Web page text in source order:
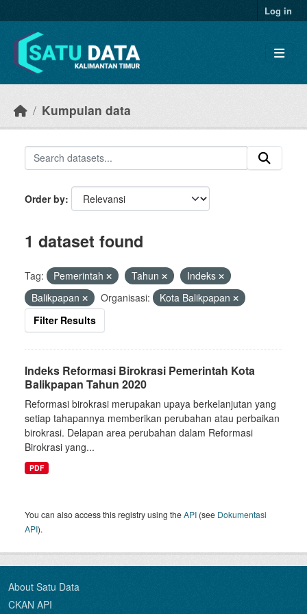
Log in
Kumpulan data
Order by
1 dataset found
Tag: Pemerintah Tahun
Indeks
Balikpapan
Organisasi:
Kota Balikpapan
Filter Results
Indeks Reformasi Birokrasi Pemerintah Kota
Balikpapan Tahun 2020
Reformasi birokrasi merupakan upaya berkelanjutan yang
setiap tahapannya memberikan perubahan atau perbaikan
birokrasi. Delapan area perubahan dalam Reformasi
Birokrasi yang...
PDF
You can also access this registry using theAPI (see Dokumentasi
API).
About Satu Data
CKAN API